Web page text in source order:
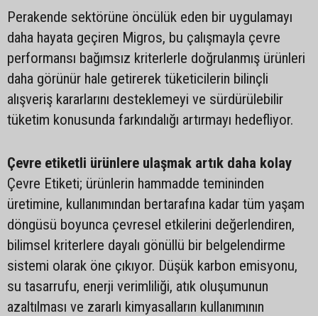
Perakende sektörüne öncülük eden bir uygulamayı
daha hayata geçiren Migros, bu çalışmayla çevre
performansı bağımsız kriterlerle doğrulanmış ürünleri
daha görünür hale getirerek tüketicilerin bilinçli
alışveriş kararlarını desteklemeyi ve sürdürülebilir
tüketim konusunda farkındalığı artırmayı hedefliyor.
Çevre etiketli ürünlere ulaşmak artık daha kolay
Çevre Etiketi; ürünlerin hammadde temininden
üretimine, kullanımından bertarafına kadar tüm yaşam
döngüsü boyunca çevresel etkilerini değerlendiren,
bilimsel kriterlere dayalı gönüllü bir belgelendirme
sistemi olarak öne çıkıyor. Düşük karbon emisyonu,
su tasarrufu, enerji verimliliği, atık oluşumunun
azaltılması ve zararlı kimyasalların kullanımının